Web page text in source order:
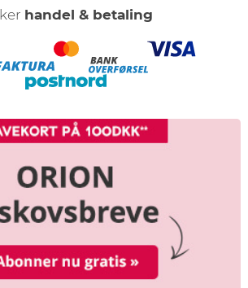
handel & betaling